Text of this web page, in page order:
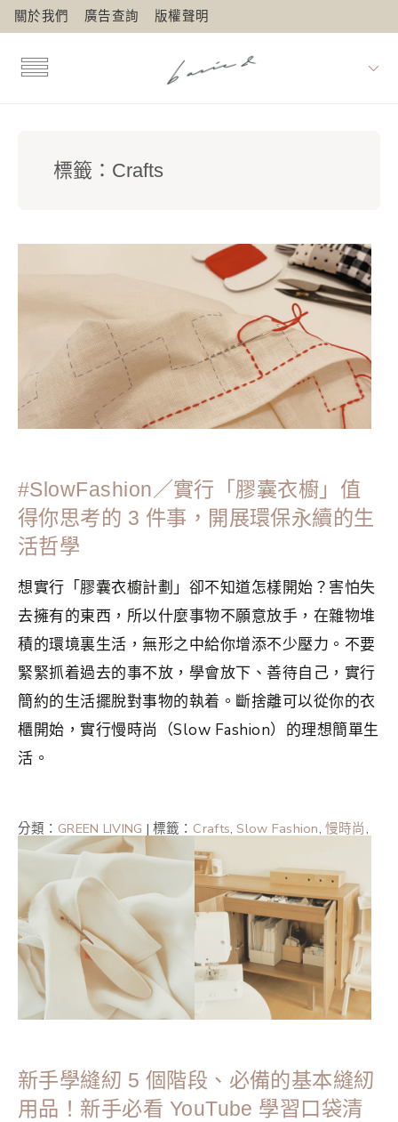
關於我們 廣告查詢 版權聲明
標籤： Crafts
#SlowFashion／實行「膠囊衣櫥」值
得你思考的 3 件事，開展環保永續的生
活哲學
想實行「膠囊衣櫥計劃」卻不知道怎樣開始？害怕失
去擁有的東西，所以什麼事物不願意放手，在雜物堆
積的環境裏生活，無形之中給你增添不少壓力。不要
緊緊抓着過去的事不放，學會放下、善待自己，實行
簡約的生活擺脫對事物的執着。斷捨離可以從你的衣
櫃開始，實行慢時尚（Slow Fashion）的理想簡單生
活。
分類： GREEN LIVING |標籤： Crafts,Slow Fashion, 慢時尚,
斷捨離 ,極簡,極簡主義者 極簡生活
新手學縫紉 5 個階段、必備的基本縫紉
用品！新手必看 YouTube 學習口袋清